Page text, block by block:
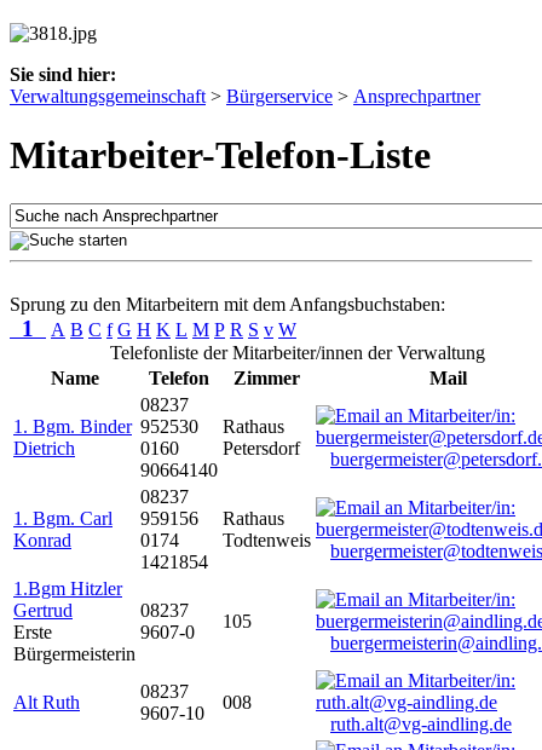
Sie sind hier:
Verwaltungsgemeinschaft > Bürgerservice > Ansprechpartner
Mitarbeiter-Telefon-Liste
Sprung zu den Mitarbeitern mit dem Anfangsbuchstaben:
1 A B C f G H K L M P R S v W
Telefonliste der Mitarbeiter/innen der Verwaltung
Name
Telefon Zimmer Mail
1. Bgm. Binder
Dietrich
08237
952530
0160
90664140
Rathaus
Petersdorf
1. Bgm. Carl
Konrad
08237
959156
0174
1421854
Rathaus
Todtenweis
1.Bgm Hitzler
Gertrud
Erste
Bürgermeisterin
08237
9607-0
105
Alt Ruth
08237
9607-10
008
ruth.alt@vg-aindling.de